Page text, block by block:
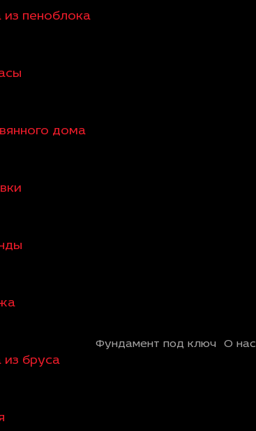
из пеноблока
дома
из бруса
Фундамент под ключ О нас